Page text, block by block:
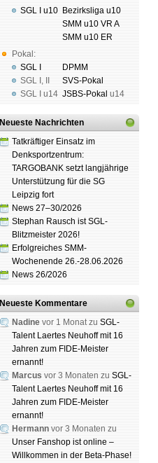
SGL I u10
Pokal:
SGL I
SGL I ,
SGL I
u14
Bezirksliga u10
SMM u10 VR A
SMM u10 ER
DPMM
SVS-Pokal
JSBS-Pokal u14
Neueste Nachrichten
Tatkräftiger Einsatz im
Denksportzentrum:
TARGOBANK setzt langjährige
Unterstützung für die SG
Leipzig fort
News 27–30/2026
Stephan Rausch ist SGL-
Blitzmeister 2026!
Erfolgreiches SMM-
Wochenende 26.-28.06.2026
News 26/2026
Neueste Kommentare
Nadine vor 1 Monat zu SGL-
Talent Laertes Neuhoff mit 16
Jahren zum FIDE-Meister
ernannt!
Marcus vor 3 Monaten zu SGL-
Talent Laertes Neuhoff mit 16
Jahren zum FIDE-Meister
ernannt!
Hermann vor 3 Monaten zu
Unser Fanshop ist online –
Willkommen in der Beta-Phase!